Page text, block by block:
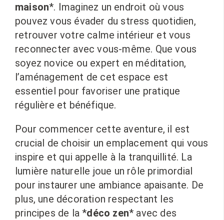
maison*. Imaginez un endroit où vous
pouvez vous évader du stress quotidien,
retrouver votre calme intérieur et vous
reconnecter avec vous-même. Que vous
soyez novice ou expert en méditation,
l’aménagement de cet espace est
essentiel pour favoriser une pratique
régulière et bénéfique.
Pour commencer cette aventure, il est
crucial de choisir un emplacement qui vous
inspire et qui appelle à la tranquillité. La
lumière naturelle joue un rôle primordial
pour instaurer une ambiance apaisante. De
plus, une décoration respectant les
principes de la *déco zen* avec des